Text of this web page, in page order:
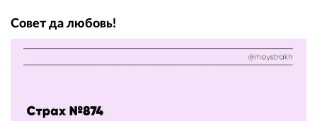
Совет да любовь!